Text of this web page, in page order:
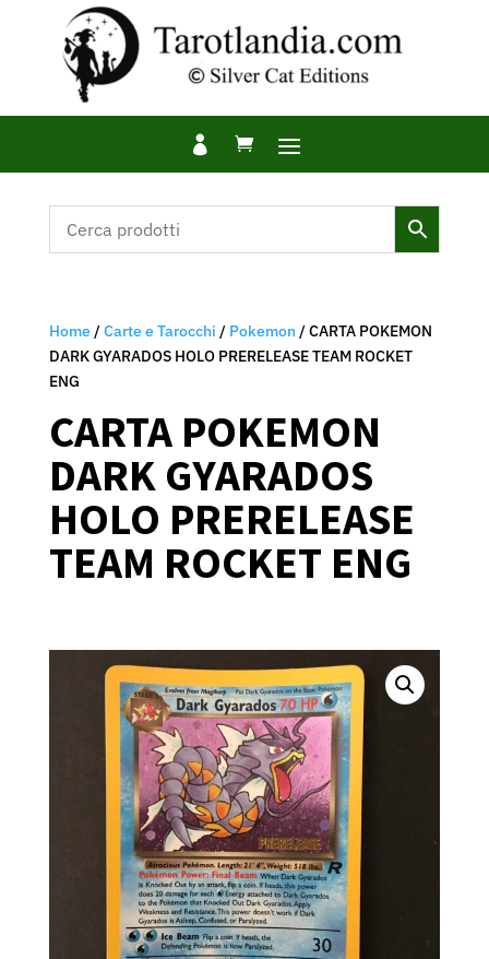

Home/Carte e Tarocchi / Pokemon / CARTA POKEMON
DARK GYARADOS HOLO PRERELEASE TEAM ROCKET
ENG
CARTA POKEMON
DARK GYARADOS
HOLO PRERELEASE
TEAM ROCKET ENG